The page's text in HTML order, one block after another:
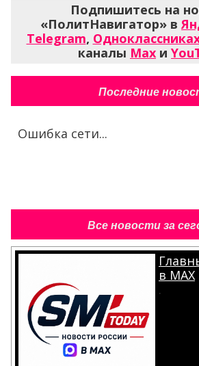
Подпишитесь на
«ПолитНавигатор» в
Telegram,
каналы Max и
Последние
Ошибка сети...
Все новости за
в MAX
.